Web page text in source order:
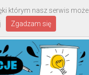
którym nasz serwis może
Zgadzam się